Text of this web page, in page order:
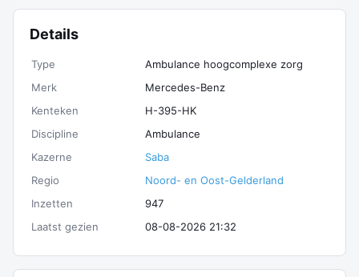
Details
Type
Ambulance hoogcomplexe zorg
Merk
Mercedes-Benz
Kenteken
H-395-HK
Discipline
Ambulance
Kazerne
Saba
Regio
Noord- en Oost-Gelderland
Inzetten
947
Laatst gezien
08-08-2026 21:32